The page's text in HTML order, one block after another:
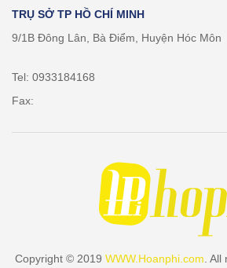
TRỤ SỞ TP HỒ CHÍ MINH
9/1B Đông Lân, Bà Điểm, Huyện Hóc Môn
Tel: 0933184168
Fax:
Copyright © 2019 WWW.Hoanphi.com. All